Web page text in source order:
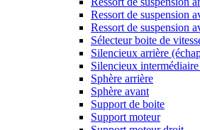
Ressort de suspension
Ressort de suspension
Sélecteur boite de
Silencieux arrière
Silencieux
Sphère arrière
Sphère avant
Support de boite
Support moteur